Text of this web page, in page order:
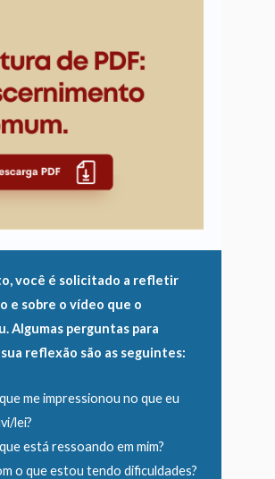
você é solicitado a refletir
e sobre o vídeo que o
Algumas perguntas para
reflexão são as seguintes:
me impressionou no que eu
lei?
está ressoando em mim?
o que estou tendo dificuldades?